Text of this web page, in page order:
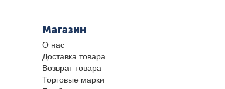
Магазин
О нас
Доставка товара
Возврат товара
Торговые марки